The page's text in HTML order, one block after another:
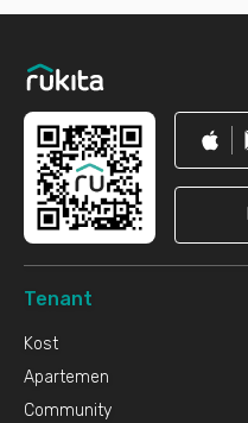
Tenant
Kost
Apartemen
Community